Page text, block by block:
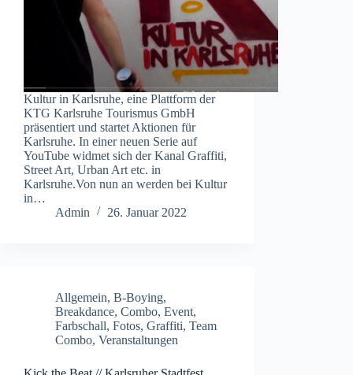
Kultur in Karlsruhe, eine Plattform der
KTG Karlsruhe Tourismus GmbH
präsentiert und startet Aktionen für
Karlsruhe. In einer neuen Serie auf
YouTube widmet sich der Kanal Graffiti,
Street Art, Urban Art etc. in
Karlsruhe.Von nun an werden bei Kultur
in…
Admin
26. Januar 2022
Allgemein, B-Boying,
Breakdance, Combo, Event,
Farbschall, Fotos, Graffiti, Team
Combo, Veranstaltungen